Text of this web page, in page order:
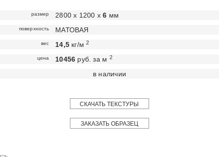
размер 2800 х 1200 х6 мм
поверхность МАТОВАЯ
вес 14,5 кг/м2
цена 10456 руб. за м 2
в наличии
СКАЧАТЬ ТЕКСТУРЫ
ЗАКАЗАТЬ ОБРАЗЕЦ